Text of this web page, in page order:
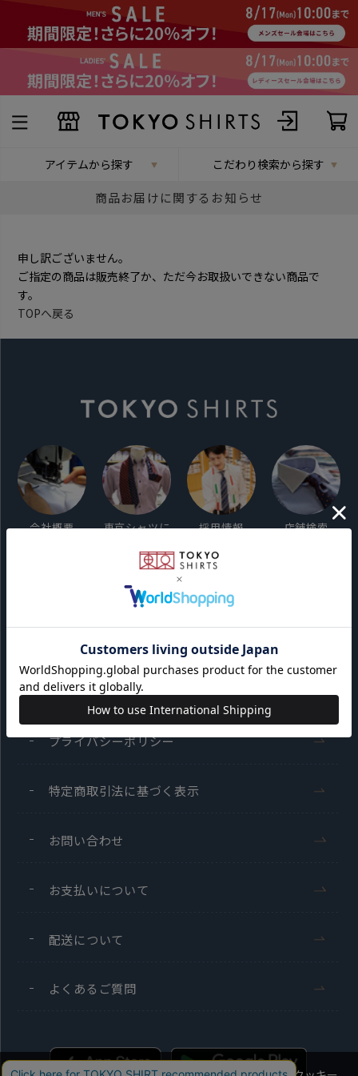
アイテムから探す こだわり検索から探す
商品お届けに関するお知らせ
申し訳ございません。
ご指定の商品は販売終了か、ただ今お取扱いできない商品で
す。
TOPへ戻る
会社概要
東京シャツに
採用情報 店舗検索
ご利用ガイド
サイト利用規約
会員利用規約
プライバシーポリシー
特定商取引法に基づく表示
お問い合わせ
お支払いについて
配送について
よくあるご質問